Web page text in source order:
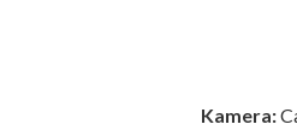
Kamera: